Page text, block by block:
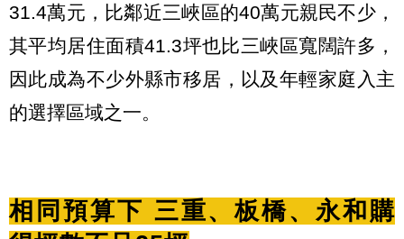
31.4萬元，比鄰近三峽區的40萬元親民不少，
其平均居住面積41.3坪也比三峽區寬闊許多，
因此成為不少外縣市移居，以及年輕家庭入主
的選擇區域之一。
相同預算下 三重、板橋、永和購